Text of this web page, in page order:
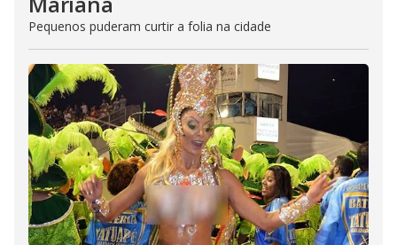
Pequenos puderam curtir a folia na cidade